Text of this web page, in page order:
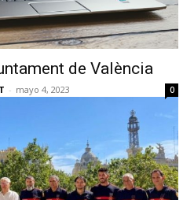
de València
- mayo 4, 2023 0